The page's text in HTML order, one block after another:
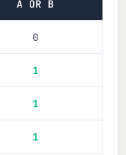
A OR B
0
1
1
1